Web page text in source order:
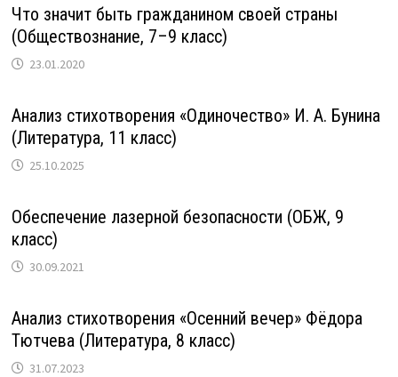
Что значит быть гражданином своей страны
(Обществознание, 7–9 класс)
23.01.2020
Анализ стихотворения «Одиночество» И. А. Бунина
(Литература, 11 класс)
25.10.2025
Обеспечение лазерной безопасности (ОБЖ, 9
класс)
30.09.2021
Анализ стихотворения «Осенний вечер» Фёдора
Тютчева (Литература, 8 класс)
31.07.2023